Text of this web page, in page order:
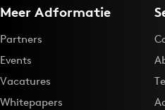
Bureaus
Campagnes
Carriere
Contentmarketing
Craft
Meer Adformatie
Partners
Events
Vacatures
Whitepapers